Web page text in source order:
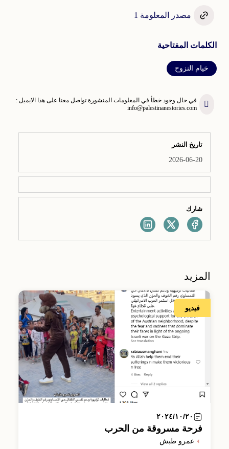
مصدر المعلومة 1
الكلمات المفتاحية
خيام النزوح
في حال وجود خطأ في المعلومات المنشورة تواصل معنا على هذا الايميل :
info@palestinanestories.com
تاريخ النشر
2026-06-20
شارك
المزيد
فيديو
٢٠٢٤/١٠/٢٠
فرحة مسروقة من الحرب
عمرو طبش